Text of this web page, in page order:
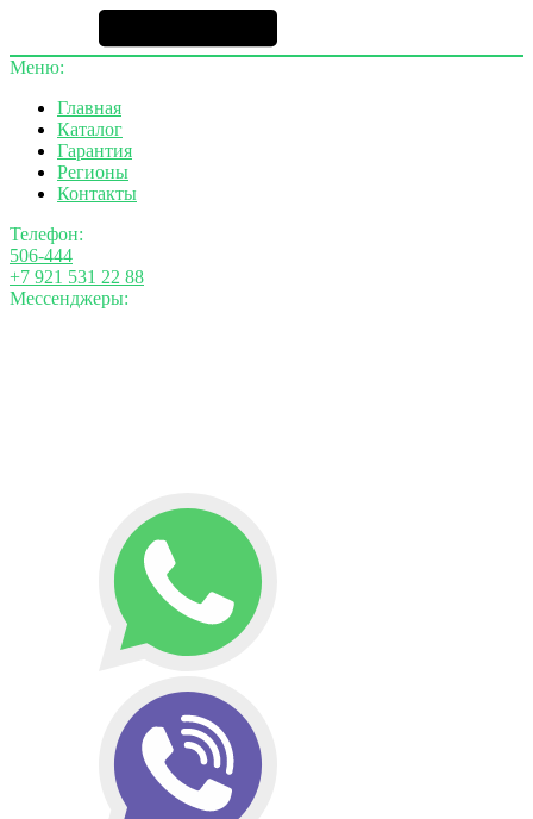
Меню:
Главная
Каталог
Гарантия
Регионы
Контакты
Телефон:
506-444
+7 921 531 22 88
Мессенджеры: